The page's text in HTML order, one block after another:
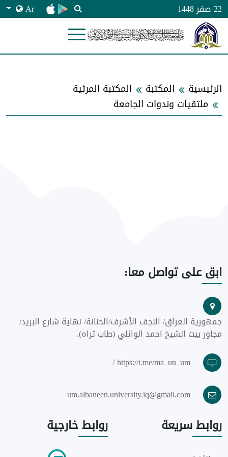
22 صفر 1448 Ar
الرئيسية المكتبة
المكتبة المرئية
ملتقيات وندوات الجامعة
ابقعلى تواصل معا:
جمهورية العراق/ النجف الأشرف/الحنانة/ نهاية شارع البريد/
مجاور بيت الشيخ احمد الوائلي (طاب ثراه).
https://t.me/ma_un_um /
um.albaneen.university.iq@gmail.com
روابطسريعة روابطخارجية